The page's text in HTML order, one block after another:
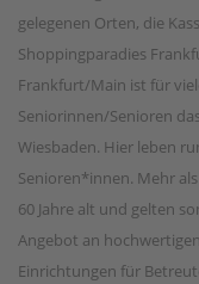
gelegenen Orten, die
Shoppingparadies
Frankfurt/Main ist für
Seniorinnen/Senioren
Wiesbaden. Hier leben
Senioren*innen. Mehr
60 Jahre alt und gelten
Angebot an
Einrichtungen für